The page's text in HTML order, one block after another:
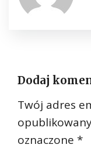
Dodaj
Twój adres
oznaczone *